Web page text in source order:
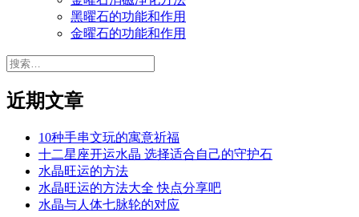
黑曜石的功能和作用
金曜石的功能和作用
搜
近期文章
10种手串文玩的寓意祈福
十二星座开运水晶 选择适合自己的守护石
水晶旺运的方法
水晶旺运的方法大全 快点分享吧
水晶与人体七脉轮的对应